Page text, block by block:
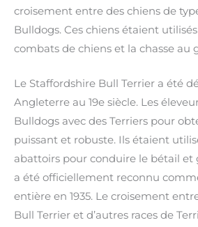
croisement entre des chiens de
Bulldogs. Ces chiens étaient
combats de chiens et la chasse au
Le Staffordshire Bull Terrier a été
Angleterre au 19e siècle. Les
Bulldogs avec des Terriers pour
puissant et robuste. Ils étaient
abattoirs pour conduire le bétail et
a été officiellement reconnu
entière en 1935. Le croisement
Bull Terrier et d’autres races de